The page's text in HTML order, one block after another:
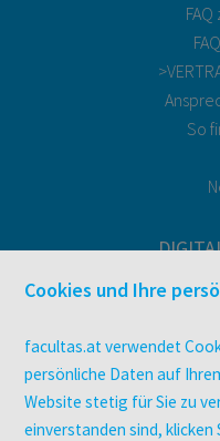
So
Cookies und Ihre
facultas.at verwendet
persönliche Daten auf
Website stetig für Sie zu
einverstanden sind, klicken